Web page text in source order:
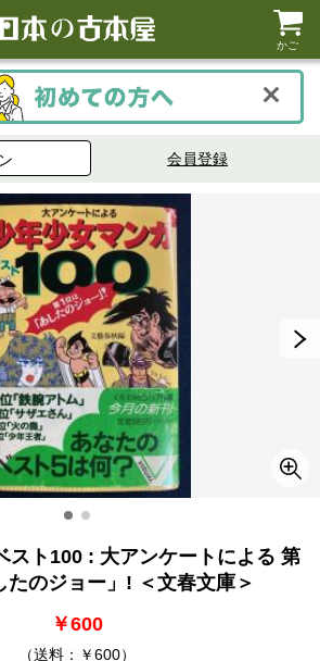
かご
会員登録
スト100 : 大アンケートによる 第
たのジョー」! ＜文春文庫＞
￥600
（送料：￥600）